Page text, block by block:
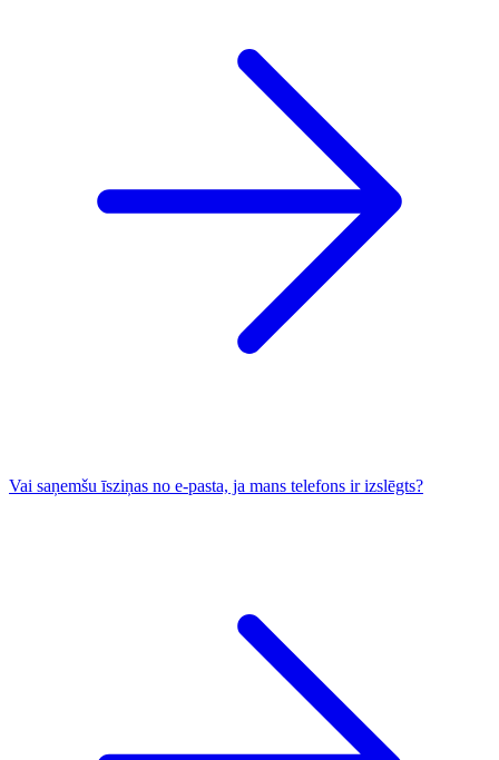
Vai saņemšu īsziņas no e-pasta, ja mans telefons ir izslēgts?